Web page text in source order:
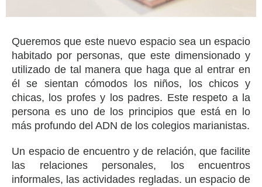
Queremos que este nuevo espacio sea un espacio
habitado por personas, que este dimensionado y
utilizado de tal manera que haga que al entrar en
él se sientan cómodos los niños, los chicos y
chicas, los profes y los padres. Este respeto a la
persona es uno de los principios que está en lo
más profundo del ADN de los colegios marianistas.
Un espacio de encuentro y de relación, que facilite
las relaciones personales, los encuentros
informales, las actividades regladas. un espacio de